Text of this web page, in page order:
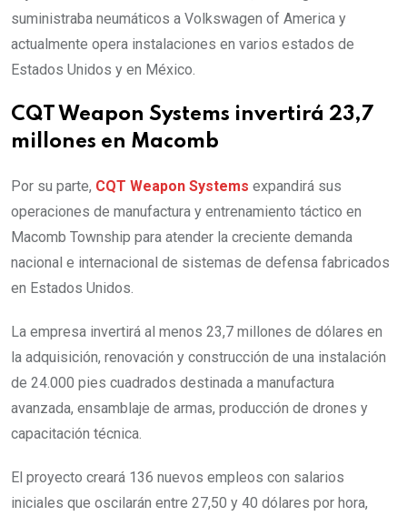
suministraba neumáticos a Volkswagen of America y
actualmente opera instalaciones en varios estados de
Estados Unidos y en México.
CQT Weapon Systems invertirá 23,7
millones en Macomb
Por su parte, CQT Weapon Systems expandirá sus
operaciones de manufactura y entrenamiento táctico en
Macomb Township para atender la creciente demanda
nacional e internacional de sistemas de defensa fabricados
en Estados Unidos.
La empresa invertirá al menos 23,7 millones de dólares en
la adquisición, renovación y construcción de una instalación
de 24.000 pies cuadrados destinada a manufactura
avanzada, ensamblaje de armas, producción de drones y
capacitación técnica.
El proyecto creará 136 nuevos empleos con salarios
iniciales que oscilarán entre 27,50 y 40 dólares por hora,